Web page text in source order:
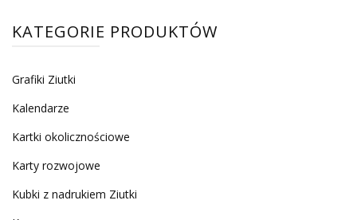
KATEGORIE PRODUKTÓW
Grafiki Ziutki
Kalendarze
Kartki okolicznościowe
Karty rozwojowe
Kubki z nadrukiem Ziutki